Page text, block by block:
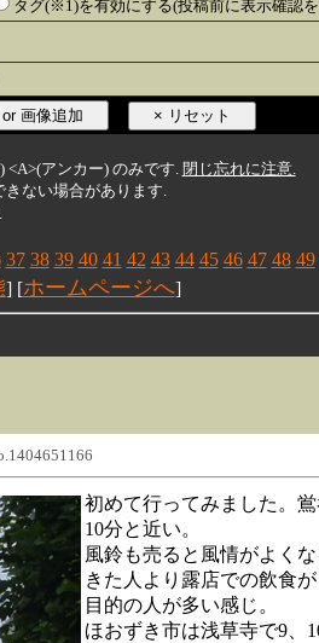
タグ(※1)を有効にする(投稿前に表示確認
<A>(アンカー) のみです. 閉じ忘れに注意.
ない場合があります.
37 38 39 40 41 42 43 44 45 46 47 48 49
] [ホームページへ]
初めて行ってみました。
10分と近い。
風鈴も売ると風情がよく
きた人より露店での飲食が
目的の人が多い感じ。
ほおずき市は浅草寺で9、